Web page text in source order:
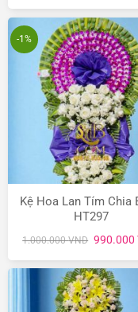
là:
-1%
Kệ Hoa Lan Tím Chia
HT297
1.000.000VND Giá
là:
990.000